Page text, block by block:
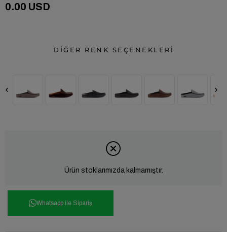
0.00 USD
DİĞER RENK SEÇENEKLERİ
‹ ›
Ürün stoklarımızda kalmamıştır.
Whatsapp ile Sipariş